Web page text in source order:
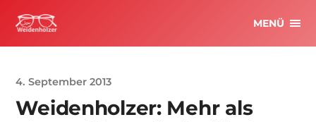
MENÜ
4. September 2013
Weidenholzer: Mehr als